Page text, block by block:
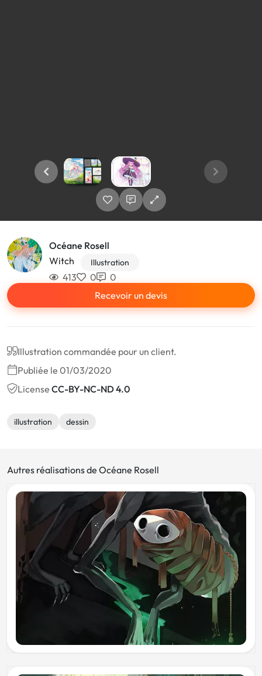
Océane Rosell
Witch
Illustration
413 0
0
Recevoir un devis
Illustration commandée pour un client.
Publiée le 01/03/2020
License CC-BY-NC-ND 4.0
illustration dessin
Autres réalisations de Océane Rosell